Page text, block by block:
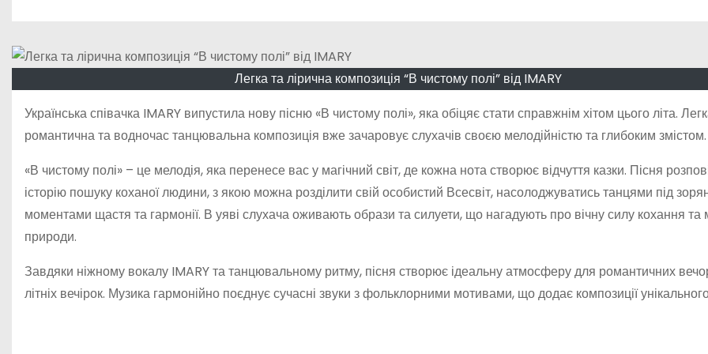
Легка та лірична композиція “В чистому полі” від IMARY
Українська співачка IMARY випустила нову пісню «В чистому полі», яка обіцяє стати справжнім хітом цього літа.
романтична та водночас танцювальна композиція вже зачаровує слухачів своєю мелодійністю та глибоким змістом.
«В чистому полі» – це мелодія, яка перенесе вас у магічний світ, де кожна нота створює відчуття казки. Пісня
історію пошуку коханої людини, з якою можна розділити свій особистий Всесвіт, насолоджуватись танцями під
моментами щастя та гармонії. В уяві слухача оживають образи та силуети, що нагадують про вічну силу кохання та
природи.
Завдяки ніжному вокалу IMARY та танцювальному ритму, пісня створює ідеальну атмосферу для романтичних
літніх вечірок. Музика гармонійно поєднує сучасні звуки з фольклорними мотивами, що додає композиції